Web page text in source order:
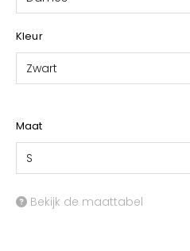
Kleur
Zwart
Maat
S
Bekijk de maattabel